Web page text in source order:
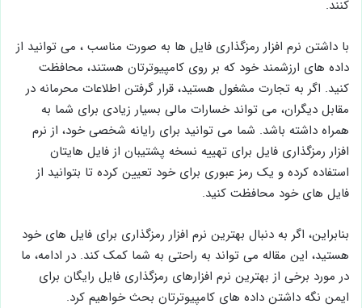
کنند.
با داشتن نرم افزار رمزگذاری فایل ها به صورت مناسب ، می توانید از
داده های ارزشمند خود که بر روی کامپیوترتان هستند، محافظت
کنید. اگر به تجارت مشغول هستید، قرار گرفتن اطلاعات محرمانه در
مقابل دیگران، می تواند خسارات مالی بسیار زیادی برای شما به
همراه داشته باشد. شما می توانید برای رایانه شخصی خود، از نرم
افزار رمزگذاری فایل برای تهییه نسخه پشتیبان از فایل هایتان
استفاده کرده و یک رمز عبوری برای خود تعیین کرده تا بتوانید از
فایل های خود محافظت کنید.
بنابراین، اگر به دنبال بهترین نرم افزار رمزگذاری برای فایل های خود
هستید، این مقاله می تواند به راحتی به شما کمک کند. در ادامه، ما
در مورد برخی از بهترین نرم افزارهای رمزگذاری فایل رایگان برای
ایمن نگه داشتن داده های کامپیوترتان بحث خواهیم کرد.